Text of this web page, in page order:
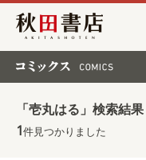
秋田書店
「壱丸はる」検索結果
1件見つかりました